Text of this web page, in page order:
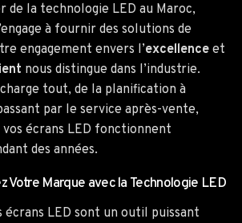
de la technologie LED au Maroc,
à fournir des solutions de
engagement envers l’excellence et
nous distingue dans l’industrie.
tout, de la planification à
par le service après-vente,
écrans LED fonctionnent
des années.
Votre Marque avec la Technologie LED
écrans LED sont un outil puissant